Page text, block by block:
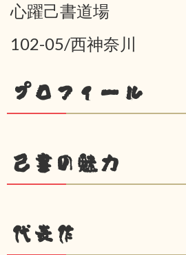
心躍己書道場
102-05/西神奈川
プロフィール
己書の魅力
代表作